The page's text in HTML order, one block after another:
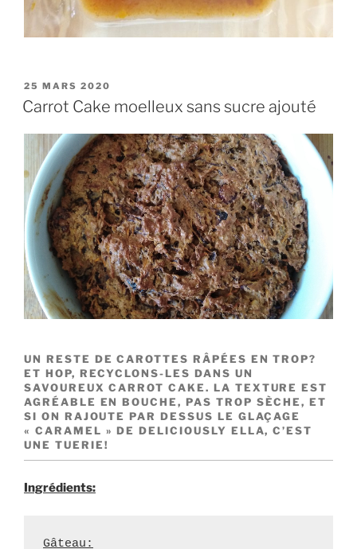
PUBLIÉ
LE
25 MARS 2020
Carrot Cake moelleux sans sucre ajouté
UN RESTE DE CAROTTES RÂPÉES EN TROP?
ET HOP, RECYCLONS-LES DANS UN
SAVOUREUX CARROT CAKE. LA TEXTURE EST
AGRÉABLE EN BOUCHE, PAS TROP SÈCHE, ET
SI ON RAJOUTE PAR DESSUS LE GLAÇAGE
« CARAMEL » DE DELICIOUSLY ELLA, C’EST
UNE TUERIE!
Ingrédients:
Gâteau: